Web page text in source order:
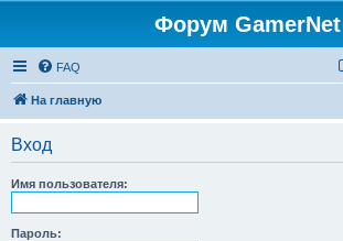
Форум GamerNet
FAQ
На главную
Вход
Имя пользователя:
Пароль: